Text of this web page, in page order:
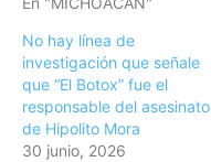
No hay línea de
investigación que señale
que “El Botox” fue el
responsable del asesinato
de Hipolito Mora
30 junio, 2026